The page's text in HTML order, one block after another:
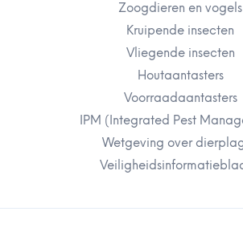
Zoogdieren en vogels
Kruipende insecten
Vliegende insecten
Houtaantasters
Voorraadaantasters
IPM (Integrated Pest
Wetgeving over